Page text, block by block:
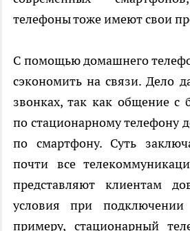
телефоны тоже имеют свои
С помощью домашнего
сэкономить на связи. Дело
звонках, так как общение
по стационарному телефону
по смартфону. Суть
почти все
представляют клиентам
условия при
примеру, стационарный